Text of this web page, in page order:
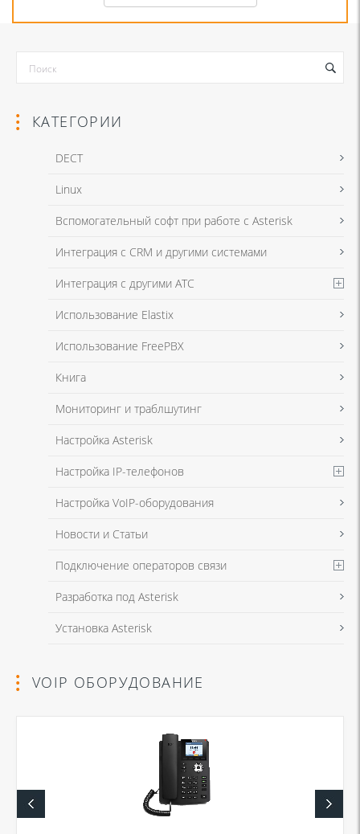
Я даю согласие на обработку моих персональных данных для связи
в соответствии с Политикой в отношении обработки персональных
Я даю согласие на обработку моих персональных данных для связи
в соответствии с Политикой в отношении обработки персональных
КАТЕГОРИИ
DECT
Linux
Вспомогательный софт при работе с Asterisk
Интеграция с CRM и другими системами
Интеграция с другими АТС
Использование Elastix
Использование FreePBX
Книга
Мониторинг и траблшутинг
Настройка Asterisk
Настройка IP-телефонов
Настройка VoIP-оборудования
Новости и Статьи
Подключение операторов связи
Разработка под Asterisk
Установка Asterisk
VOIP ОБОРУДОВАНИЕ